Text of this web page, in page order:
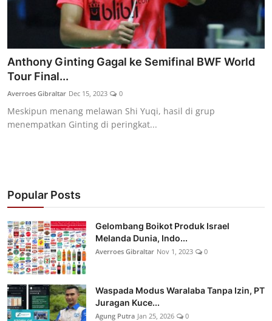
Anthony Ginting Gagal ke Semifinal BWF World
Tour Final...
Averroes Gibraltar Dec 15, 2023 0
Meskipun menang melawan Shi Yuqi, hasil di grup
menempatkan Ginting di peringkat...
Popular Posts
Gelombang Boikot Produk Israel
Melanda Dunia, Indo...
Averroes Gibraltar Nov 1, 2023 0
Waspada Modus Waralaba Tanpa Izin, PT
Juragan Kuce...
Agung Putra Jan 25, 2026 0